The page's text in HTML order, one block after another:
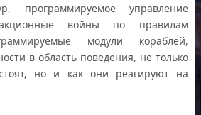
программируемое управление
войны по правилам
модули кораблей,
в область поведения, не только
но и как они реагируют на